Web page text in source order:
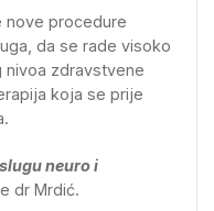
nove procedure
da se rade visoko
zdravstvene
koja se prije
neuro i
dr Mrdić.